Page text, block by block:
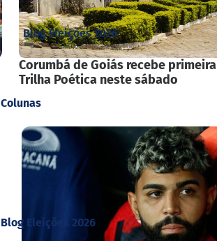
Blog Eleições 2026
Colunas
Blog Eleições 2026
Corumbá de Goiás recebe primeira
Trilha Poética neste sábado